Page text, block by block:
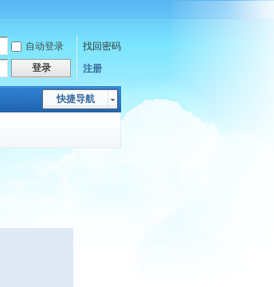
自动登录
找回密码
登录 注册
快捷导航